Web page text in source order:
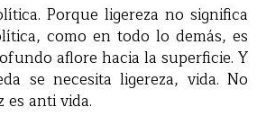
Porque ligereza no significa
como en todo lo demás, es
aflore hacia la superficie. Y
se necesita ligereza, vida. No
es anti vida.